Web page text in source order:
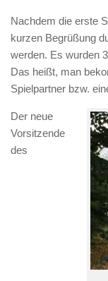
Nachdem die erste
kurzen Begrüßung
werden. Es wurden
Das heißt, man
Spielpartner bzw.
Der neue
Vorsitzende
des